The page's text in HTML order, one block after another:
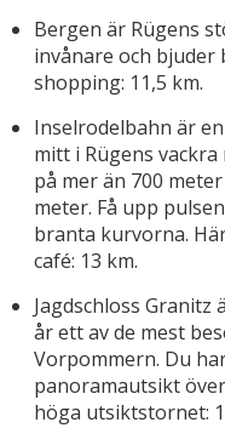
Bergen är Rügens
invånare och bjuder
shopping: 11,5 km.
Inselrodelbahn är
mitt i Rügens
på mer än 700
meter. Få upp
branta kurvorna.
café: 13 km.
Jagdschloss Granitz
år ett av de mest
Vorpommern. Du
panoramautsikt
höga utsiktstornet: